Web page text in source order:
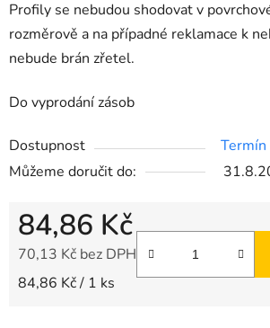
Profily se nebudou shodovat v
rozměrově a na případné reklamace k
nebude brán zřetel.
Do vyprodání zásob
Dostupnost
Můžeme doručit do:
84,86 Kč
70,13 Kč bez DPH
Měrná cena:
84,86 Kč / 1 ks